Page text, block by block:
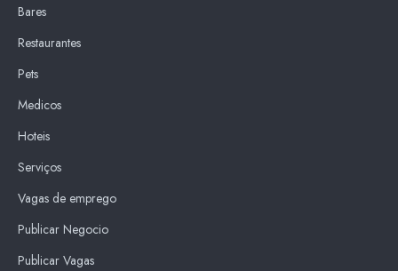
Bares
Restaurantes
Pets
Medicos
Hoteis
Serviços
Vagas de emprego
Publicar Negocio
Publicar Vagas